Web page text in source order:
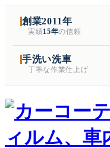
創業2011年
実績15年の信頼
手洗い洗車
丁寧な作業仕上げ